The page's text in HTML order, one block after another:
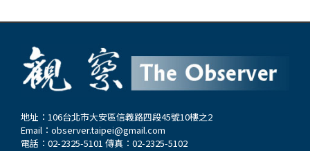
地址：106台北市大安區信義路四段45號10樓之2
Email： observer.taipei@gmail.com
電話：02-2325-5101 傳真：02-2325-5102